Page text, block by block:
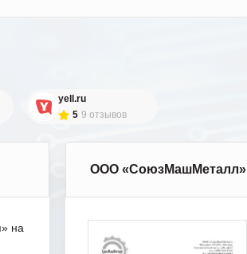
yell.ru
5 9 отзывов
на
ООО «СоюзМашМеталл»